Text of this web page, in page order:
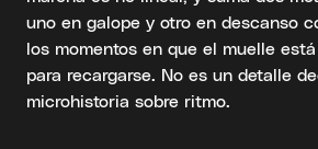
uno en galope y otro en descanso
los momentos en que el muelle
para recargarse. No es un detalle
microhistoria sobre ritmo.